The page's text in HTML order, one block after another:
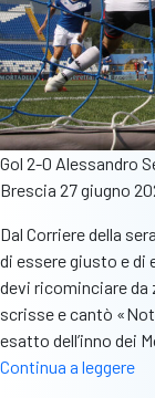
Gol 2-0 Alessandro
Brescia 27 giugno
Dal Corriere della
di essere giusto e di
devi ricominciare da
scrisse e cantò
esatto dell’inno dei
Continua a leggere